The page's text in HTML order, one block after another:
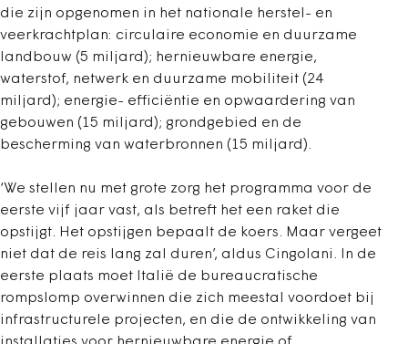
die zijn opgenomen in het nationale herstel- en
veerkrachtplan: circulaire economie en duurzame
landbouw (5 miljard); hernieuwbare energie,
waterstof, netwerk en duurzame mobiliteit (24
miljard); energie- efficiëntie en opwaardering van
gebouwen (15 miljard); grondgebied en de
bescherming van waterbronnen (15 miljard).
‘We stellen nu met grote zorg het programma voor de
eerste vijf jaar vast, als betreft het een raket die
opstijgt. Het opstijgen bepaalt de koers. Maar vergeet
niet dat de reis lang zal duren’, aldus Cingolani. In de
eerste plaats moet Italië de bureaucratische
rompslomp overwinnen die zich meestal voordoet bij
infrastructurele projecten, en die de ontwikkeling van